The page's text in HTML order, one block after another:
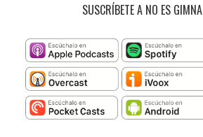
SUSCRÍBETE A NO ES